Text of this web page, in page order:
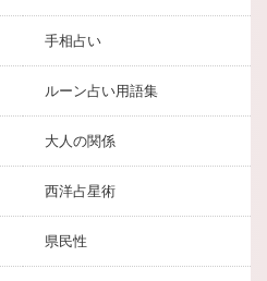
手相占い
ルーン占い用語集
大人の関係
西洋占星術
県民性